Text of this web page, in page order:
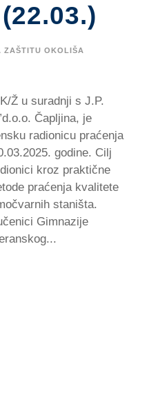
ZAŠTITU OKOLIŠA
Ž u suradnji s J.P.
Čapljina, je
radionicu praćenja
godine. Cilj
kroz praktične
praćenja kvalitete
staništa.
Gimnazije